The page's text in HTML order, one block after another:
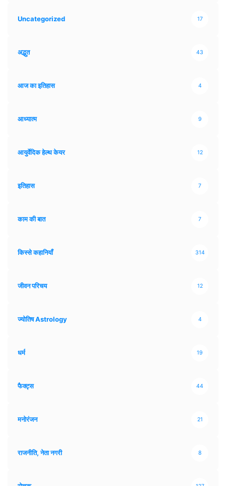
Uncategorized 17
अद्भुत 43
आज का इतिहास 4
आध्यात्म 9
आयुर्वेदिक हेल्थ केयर 12
इतिहास 7
काम की बात 7
किस्से कहानियाँ 314
जीवन परिचय 12
ज्योतिष Astrology 4
धर्म 19
फैक्ट्स 44
मनोरंजन 21
राजनीति, नेता नगरी 8